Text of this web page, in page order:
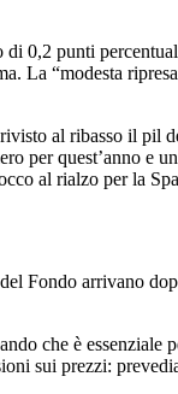
0,2 punti
La “modesta
al ribasso il pil
per quest’anno e
al rialzo per la
Fondo arrivano
che è essenziale
sui prezzi: